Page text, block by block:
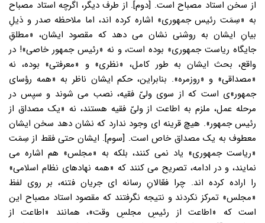
از سخن استاد مصباح است. [دوم]. از طرف دیگر، اگرچه استاد مصباح
به «سِمَت رئیس جمهوری» اشاره کرده اند، اما ملاحظه صدر و ذیلِ
بیانِ ایشان به روشنی نشان می دهد که مقصود ایشان، «مطلقِ
جایگاه ریاست جمهوری» بوده است، و نه «رئیس جمهور خاصی»! در
واقع، بحث ایشان به طور کامل، «نظری» و «معرفتی» بوده، نه
«مصداقی» و «روزمره». بنابراین، حکم ایشان ناظر به «همه رؤسای
جمهور»ی است که از سوی ولیّ فقیه، نصب می شوند و سپس در
مرحله عمل، ملزم به اطاعت از ولیّ فقیه هستند، نه «یک مصداق از
رئیس جمهور». هیچ قرینه ای وجود ندارد که نشان دهد سخن ایشان
معطوف به یک مصداق خاص است. [سوم]. ایشان حتی فقط از سِمَت
«ریاست جمهوری» یاد نمی کنند، بلکه به «مجلس» هم اشاره می
نمایند، و در ادامه، تصریح می کنند که «همه نهادهای نظام اسلامی»
را اراده کرده اند. چرا فعّالانِ رسانه ای جریان فتنه، بر روی لفظ
«مجلس» تمرکز نکردند و نتیجه نگرفتند که مقصود استاد مصباح این
است که «اطاعت از رئیسِ مجلسِ وقت»، همانند «اطاعت از